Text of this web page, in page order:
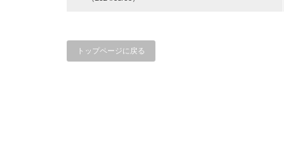
トップページに戻る